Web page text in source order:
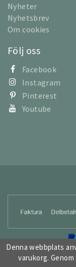
Nyheter
Nyhetsbrev
Om cookies
Följ oss
Facebook
Instagram
Pinterest
Youtube
Denna webbplats
varukorg.